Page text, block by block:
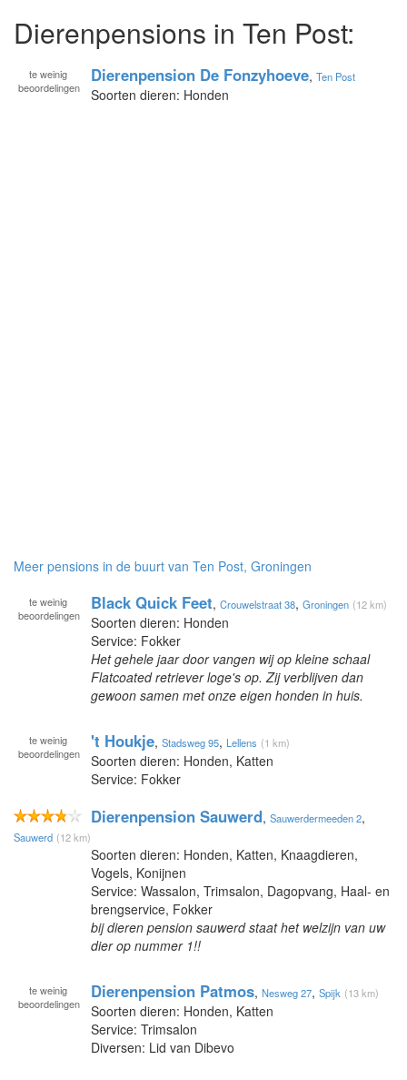
Dierenpensions in Ten Post:
te weinig
beoordelingen
Dierenpension De Fonzyhoeve, Ten Post
Soorten dieren: Honden
Meer pensions in de buurt van Ten Post, Groningen
te weinig
beoordelingen
Black Quick Feet, Crouwelstraat 38, Groningen (12 km)
Soorten dieren: Honden
Service: Fokker
Het gehele jaar door vangen wij op kleine schaal
Flatcoated retriever loge's op. Zij verblijven dan
gewoon samen met onze eigen honden in huis.
te weinig
beoordelingen
't Houkje, Stadsweg 95, Lellens (1 km)
Soorten dieren: Honden, Katten
Service: Fokker
Dierenpension Sauwerd, Sauwerdermeeden 2,
Sauwerd (12 km)
Soorten dieren: Honden, Katten, Knaagdieren,
Vogels, Konijnen
Service: Wassalon, Trimsalon, Dagopvang, Haal- en
brengservice, Fokker
bij dieren pension sauwerd staat het welzijn van uw
dier op nummer 1!!
te weinig
beoordelingen
Dierenpension Patmos, Nesweg 27, Spijk (13 km)
Soorten dieren: Honden, Katten
Service: Trimsalon
Diversen: Lid van Dibevo